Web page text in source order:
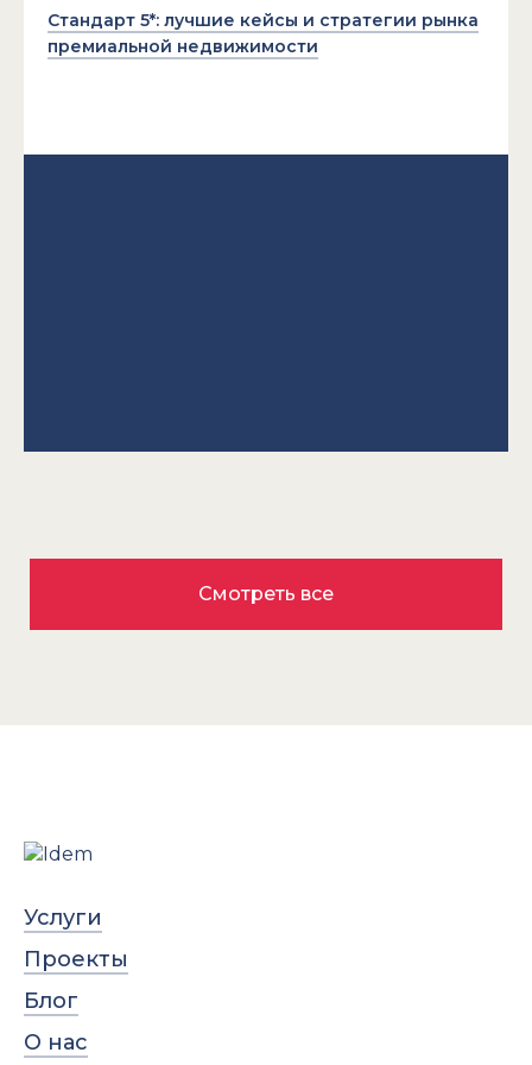
Стандарт 5*: лучшие кейсы и стратегии рынка
премиальной недвижимости
Смотреть все
Услуги
Проекты
Блог
О нас